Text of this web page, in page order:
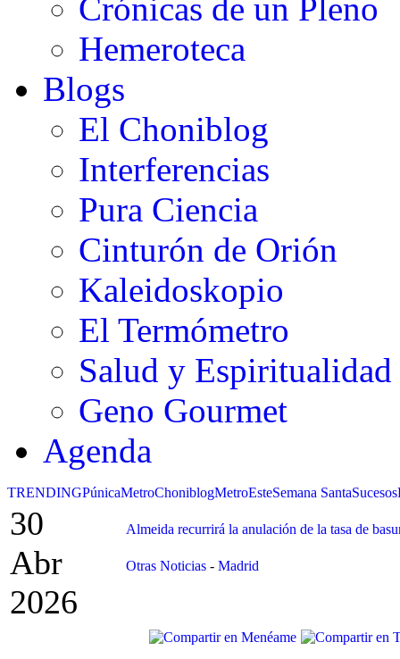
Crónicas de un Pleno
Hemeroteca
Blogs
El Choniblog
Interferencias
Pura Ciencia
Cinturón de Orión
Kaleidoskopio
El Termómetro
Salud y Espiritualidad
Geno Gourmet
Agenda
TRENDINGPúnicaMetroChoniblogMetroEsteSemana SantaSucesos
30
Abr
2026
Almeida recurrirá la anulación de la tasa de
Otras Noticias - Madrid